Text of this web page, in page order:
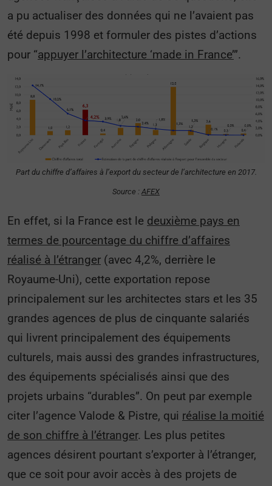
a pu actualiser des données qui ne l’avaient pas
été depuis 1998 et formuler des pistes d’actions
pour “appuyer l’architecture ‘made in France’”.
Part du chiffre d’affaires à l’export du secteur de l’architecture en 2017.
Source : AFEX
En effet, si la France est le deuxième pays en
termes de pourcentage du chiffre d’affaires
réalisé à l’étranger (avec 4,2%, derrière le
Royaume-Uni), cette exportation repose
principalement sur les architectes stars et les 35
grandes agences de plus de cinquante salariés
qui livrent principalement des équipements
culturels, mais aussi des grandes infrastructures,
des équipements spécialisés ainsi que des
projets urbains “durables”. On peut par exemple
citer l’agence Valode & Pistre, qui réalise la moitié
de son chiffre à l’étranger. Les plus petites
agences désirent pourtant s’exporter à l’étranger,
que ce soit pour avoir accès à des projets de